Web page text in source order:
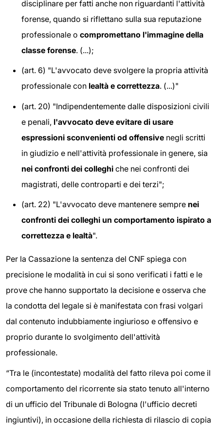
disciplinare per fatti anche non riguardanti l'attività
forense, quando si riflettano sulla sua reputazione
professionale o compromettano l'immagine della
classe forense. (...);
(art. 6) "L'avvocato deve svolgere la propria attività
professionale con lealtà e correttezza. (...)"
(art. 20) "Indipendentemente dalle disposizioni civili
e penali, l'avvocato deve evitare di usare
espressioni sconvenienti od offensive negli scritti
in giudizio e nell'attività professionale in genere, sia
nei confronti dei colleghi che nei confronti dei
magistrati, delle controparti e dei terzi";
(art. 22) "L'avvocato deve mantenere sempre nei
confronti dei colleghi un comportamento ispirato a
correttezza e lealtà".
Per la Cassazione la sentenza del CNF spiega con
precisione le modalità in cui si sono verificati i fatti e le
prove che hanno supportato la decisione e osserva che
la condotta del legale si è manifestata con frasi volgari
dal contenuto indubbiamente ingiurioso e offensivo e
proprio durante lo svolgimento dell'attività
professionale.
“Tra le (incontestate) modalità del fatto rileva poi come il
comportamento del ricorrente sia stato tenuto all'interno
di un ufficio del Tribunale di Bologna (l'ufficio decreti
ingiuntivi), in occasione della richiesta di rilascio di copia